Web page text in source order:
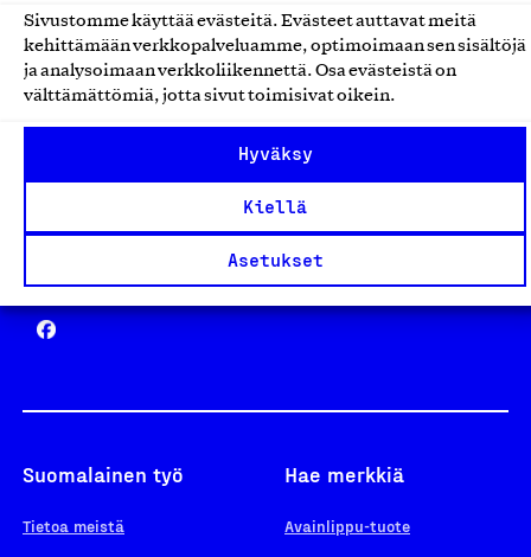
Sivustomme käyttää evästeitä. Evästeet auttavat meitä
kehittämään verkkopalveluamme, optimoimaan sen sisältöjä
ja analysoimaan verkkoliikennettä. Osa evästeistä on
välttämättömiä, jotta sivut toimisivat oikein.
Hyväksy
Kiellä
Asetukset
Avainlippu
Yhteiskunnallinen Yritys -merkki
Suomalainen työ
Tietoa meistä
Hae merkkiä
Avainlippu-tuote